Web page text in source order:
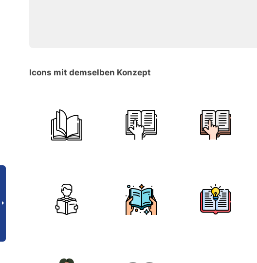
Icons mit demselben Konzept